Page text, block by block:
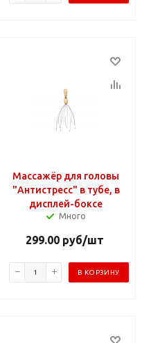
Массажёр для головы
"Антистресс" в тубе, в
дисплей-боксе
Много
299.00руб/шт
В КОРЗИНУ